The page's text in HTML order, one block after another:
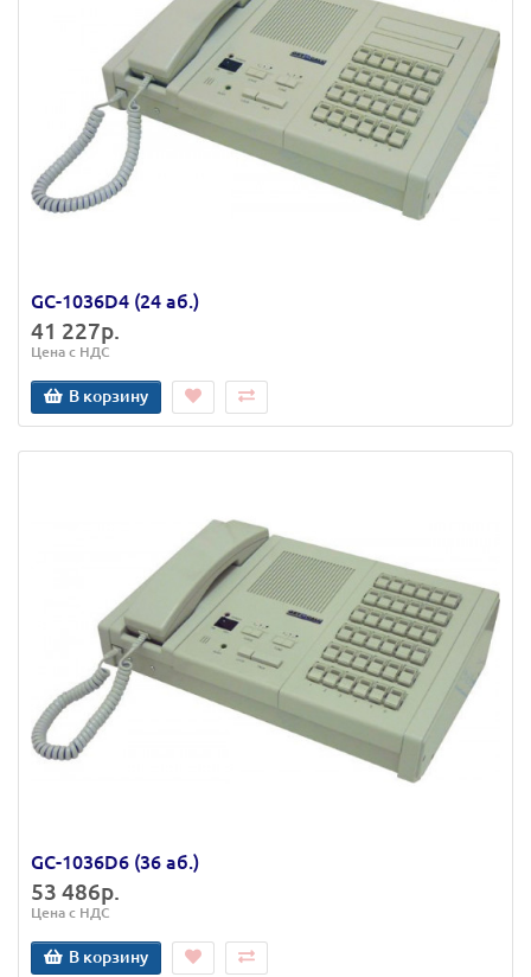
GC-1036D4 (24 аб.)
41 227р.
Цена с НДС
В корзину
GC-1036D6 (36 аб.)
53 486р.
Цена с НДС
В корзину